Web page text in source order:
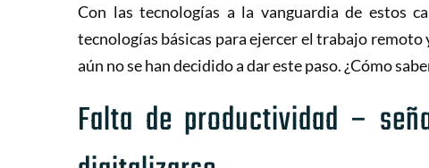
Con las tecnologías a la vanguardia de estos
tecnologías básicas para ejercer el trabajo remoto
aún no se han decidido a dar este paso. ¿Cómo
Falta de productividad –